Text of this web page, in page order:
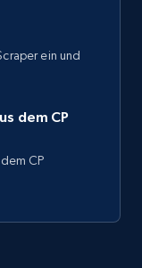
ein und
dem CP
CP